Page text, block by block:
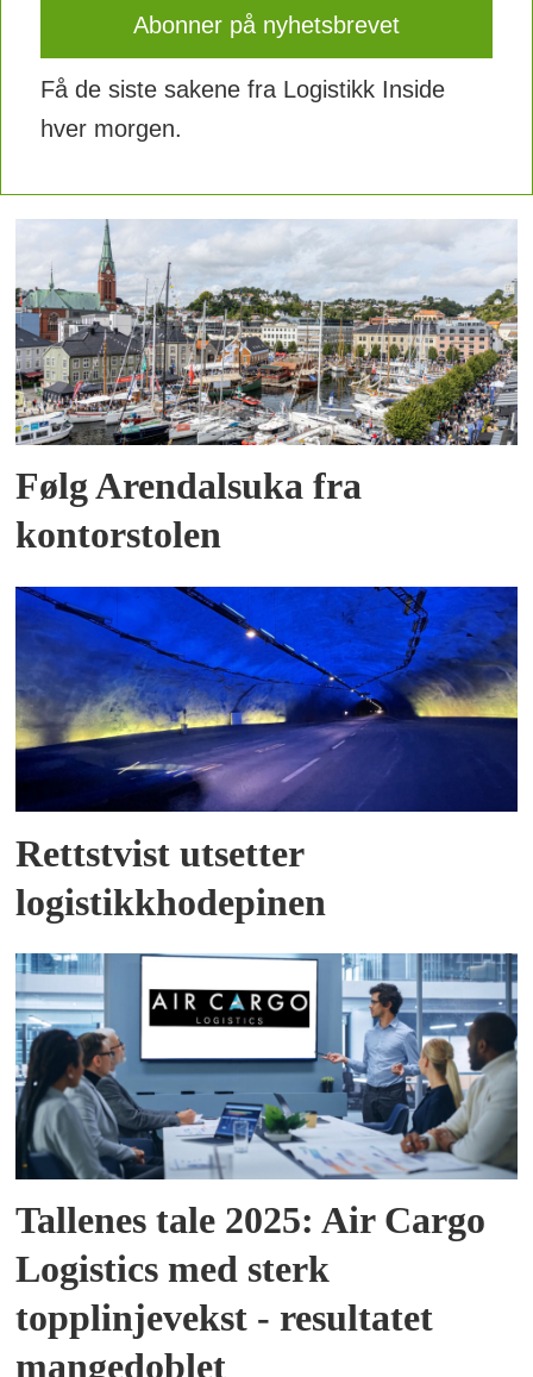
Få de siste sakene fra Logistikk Inside
hver morgen.
Følg Arendalsuka fra
kontorstolen
Rettstvist utsetter
logistikkhodepinen
Tallenes tale 2025: Air Cargo
Logistics med sterk
topplinjevekst - resultatet
mangedoblet